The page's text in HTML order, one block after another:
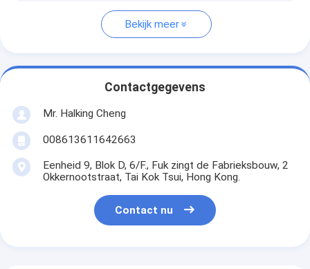
Bekijk meer
Contactgegevens
Mr. Halking Cheng
008613611642663
Eenheid 9, Blok D, 6/F., Fuk zingt de Fabrieksbouw, 2
Okkernootstraat, Tai Kok Tsui, Hong Kong.
Contact nu